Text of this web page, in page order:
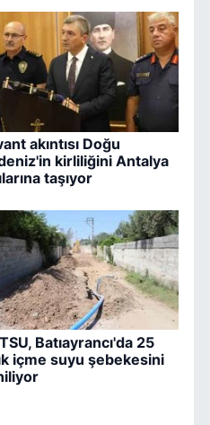
akıntısı Doğu
kirliliğini Antalya
taşıyor
Batıayrancı'da 25
içme suyu şebekesini